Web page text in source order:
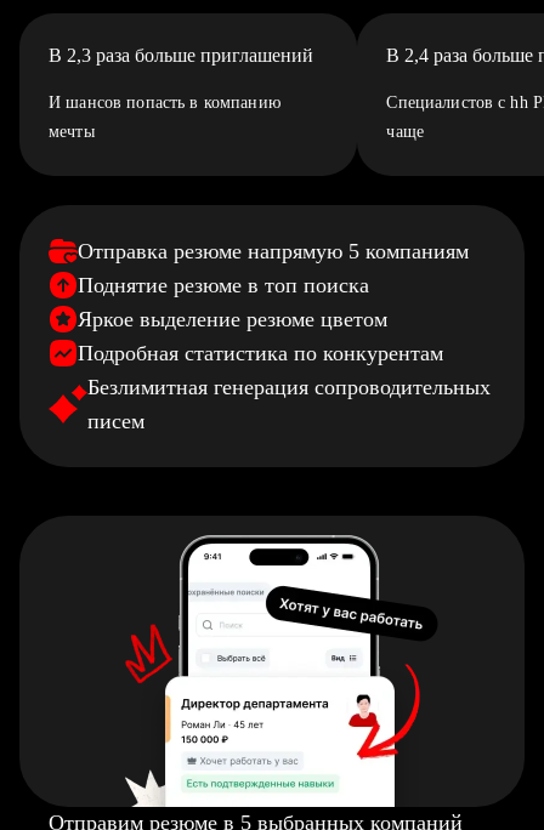
В 2,3 раза больше приглашений
И шансов попасть в компанию
мечты
В 2,4 раза больше
Специалистов с hh
чаще
Отправка резюме напрямую 5 компаниям
Поднятие резюме в топ поиска
Яркое выделение резюме цветом
Подробная статистика по конкурентам
Безлимитная генерация сопроводительных
писем
Отправим резюме в 5 выбранных компаний